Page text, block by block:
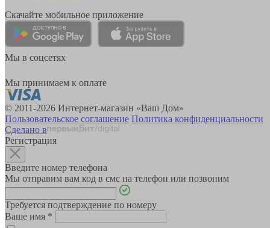
Скачайте мобильное приложение
Мы в соцсетях
Мы принимаем к оплате
© 2011-2026 Интернет-магазин «Ваш Дом»
Пользовательское соглашение Политика конфиденциальности
Сделано в
Регистрация
Введите номер телефона
Мы отправим вам код в смс на телефон или позвоним
Требуется подтверждение по номеру
Ваше имя *